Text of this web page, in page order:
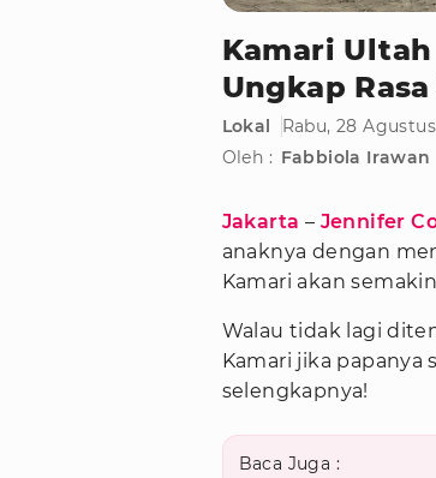
Kamari
Ungkap
Lokal
Rabu, 28
Oleh : Fabbiola Irawan
Jakarta – Jennifer
anaknya dengan
Kamari akan
Walau tidak lagi
Kamari jika
selengkapnya!
Baca Juga :